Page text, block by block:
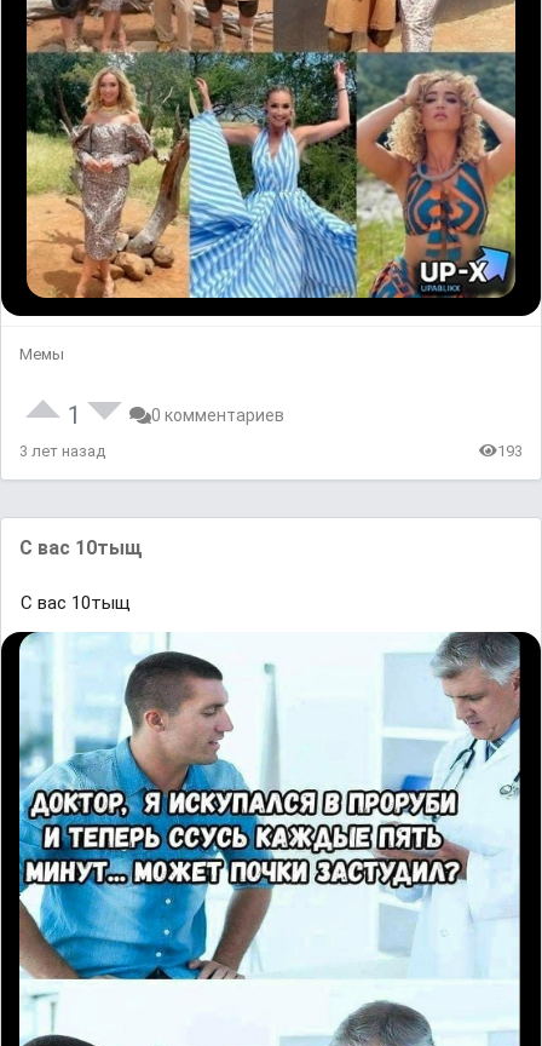
Мемы
1 0 комментариев
3 лет назад 193
С вас 10тыщ
С вас 10тыщ